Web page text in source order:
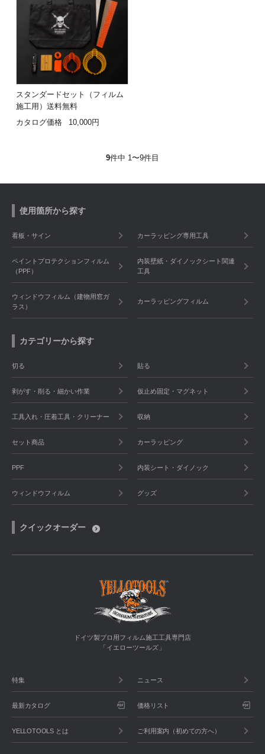
スタンダードセット（フィルム
施工用）送料無料
カタログ価格
10,000円
9件中 1〜9件目
使用箇所から探す
看板・サイン カーラッピング専用工具
ペイントプロテクションフィルム
（PPF）
内装壁紙・ダイノックシート関連
工具
ウィンドウフィルム（建物用窓ガ
ラス）
カーラッピングフィルム
カテゴリーから探す
切る 貼る
剥がす・削る・細かい作業 仮止め固定・マグネット
工具入れ・圧着工具・クリーナー 収納
セット商品 カーラッピング
PPF 内装シート・ダイノック
ウィンドウフィルム グッズ
クイックオーダー
ドイツ製プロ用フィルム施工工具専門店
「イエローツールズ」
特集 ニュース
最新カタログ 価格リスト
YELLOTOOLS とは ご利用案内（初めての方へ）